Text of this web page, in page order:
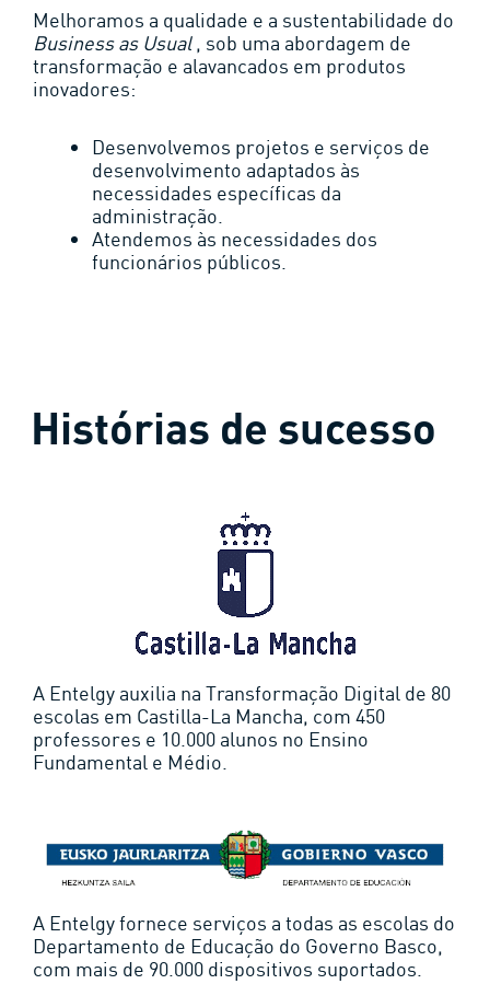
Melhoramos a qualidade e a sustentabilidade do
Business as Usual, sob uma abordagem de
transformação e alavancados em produtos
inovadores:
Desenvolvemos projetos e serviços de
desenvolvimento adaptados às
necessidades específicas da
administração.
Atendemos às necessidades dos
funcionários públicos.
Histórias de sucesso
A Entelgy auxilia na Transformação Digital de 80
escolas em Castilla-La Mancha, com 450
professores e 10.000 alunos no Ensino
Fundamental e Médio.
A Entelgy fornece serviços a todas as escolas do
Departamento de Educação do Governo Basco,
com mais de 90.000 dispositivos suportados.